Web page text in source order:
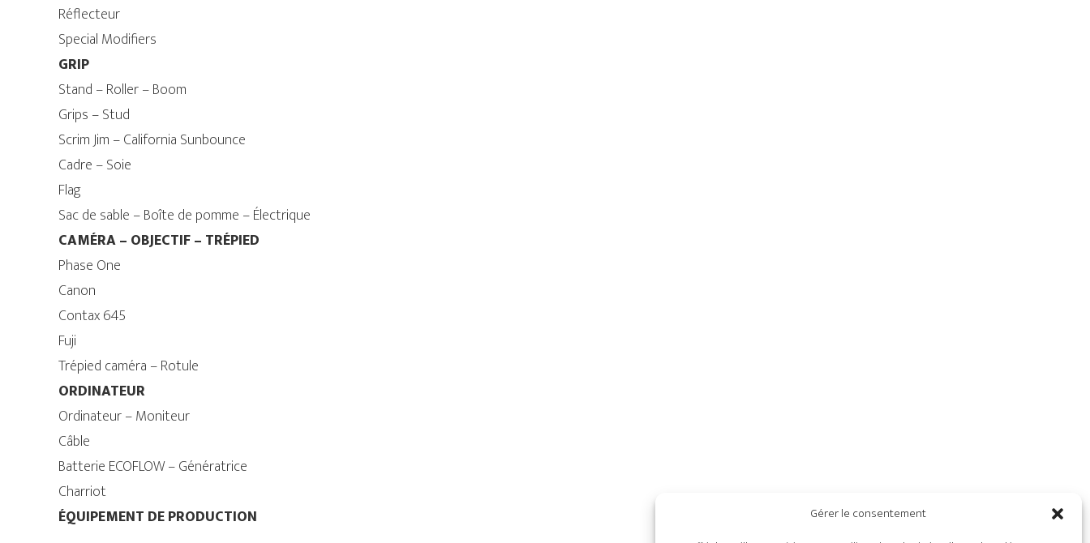
Gérer le consentement
Réflecteur
Special Modifiers
GRIP
Stand – Roller – Boom
Grips – Stud
Scrim Jim – California Sunbounce
Cadre – Soie
Flag
Sac de sable – Boîte de pomme – Électrique
CAMÉRA – OBJECTIF – TRÉPIED
Phase One
Canon
Contax 645
Fuji
Trépied caméra – Rotule
ORDINATEUR
Ordinateur – Moniteur
Câble
Batterie ECOFLOW – Génératrice
Charriot
ÉQUIPEMENT DE PRODUCTION